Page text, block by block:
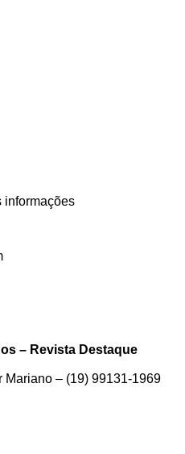
informações
– Revista Destaque
Mariano – (19) 99131-1969